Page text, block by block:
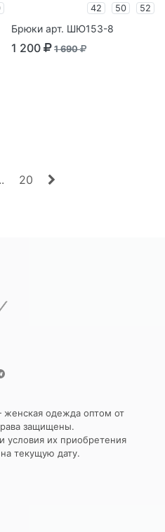
42 50 52
Брюки арт. ШЮ153-8
1 200 1 690
20
одежда оптом от
защищены.
условия их приобретения
текущую дату.